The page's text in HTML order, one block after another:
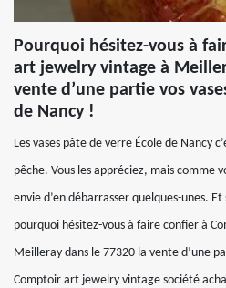
Pourquoi hésitez-vous à
art jewelry vintage à
vente d’une partie vos
de Nancy !
Les vases pâte de verre École de Nancy
pêche. Vous les appréciez, mais comme
envie d’en débarrasser quelques-unes.
pourquoi hésitez-vous à faire confier à
Meilleray dans le 77320 la vente d’une
Comptoir art jewelry vintage société